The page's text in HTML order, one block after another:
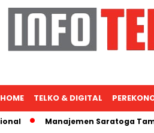
HOME TELKO & DIGITAL
Manajemen Saratoga Tambah